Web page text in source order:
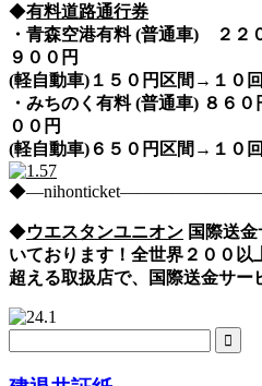
◆有料道路通行券
・青森空港有料 (普通車) ２２
９００円
(軽自動車)１５０円区間→１０
・みちのく有料 (普通車) ８６
００円
(軽自動車)６５０円区間→１０
◆ウエスタンユニオン 国際送
いております！全世界２００
超える取扱店で、国際送金サー